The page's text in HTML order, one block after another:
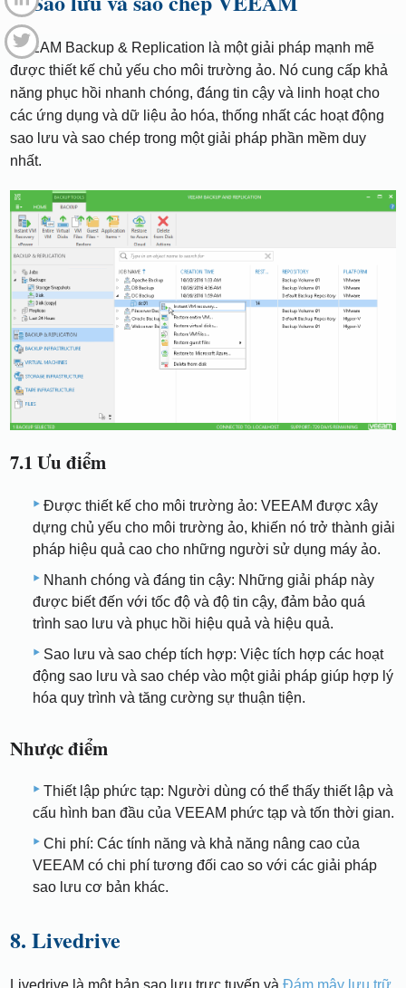
VEEAM Backup & Replication là một giải pháp mạnh mẽ
được thiết kế chủ yếu cho môi trường ảo. Nó cung cấp khả
năng phục hồi nhanh chóng, đáng tin cậy và linh hoạt cho
các ứng dụng và dữ liệu ảo hóa, thống nhất các hoạt động
sao lưu và sao chép trong một giải pháp phần mềm duy
nhất.
7.1 Ưu điểm
Được thiết kế cho môi trường ảo: VEEAM được xây
dựng chủ yếu cho môi trường ảo, khiến nó trở thành giải
pháp hiệu quả cao cho những người sử dụng máy ảo.
Nhanh chóng và đáng tin cậy: Những giải pháp này
được biết đến với tốc độ và độ tin cậy, đảm bảo quá
trình sao lưu và phục hồi hiệu quả và hiệu quả.
Sao lưu và sao chép tích hợp: Việc tích hợp các hoạt
động sao lưu và sao chép vào một giải pháp giúp hợp lý
hóa quy trình và tăng cường sự thuận tiện.
Nhược điểm
Thiết lập phức tạp: Người dùng có thể thấy thiết lập và
cấu hình ban đầu của VEEAM phức tạp và tốn thời gian.
Chi phí: Các tính năng và khả năng nâng cao của
VEEAM có chi phí tương đối cao so với các giải pháp
sao lưu cơ bản khác.
8. Livedrive